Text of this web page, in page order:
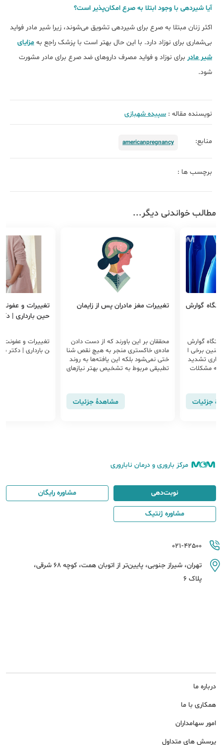
آیا شیردهی با وجود ابتلا به صرع امکان‌پذیر است؟
اکثر زنان مبتلا به صرع برای شیردهی تشویق می‌شوند، زیرا شیر مادر فواید
بی‌شماری برای نوزاد دارد. با این حال بهتر است با پزشک راجع به مزایای
شیر مادر برای نوزاد و فواید مصرف داروهای ضد صرع برای مادر مشورت
شود.
نویسنده مقاله : سپیده شهبازی
منابع: americanpregnancy
برچسب ها :
مطالب خواندنی دیگر...
گوارش
گوارش
برخی ا
تشدید
به مشکلات
جزئیات
تغییرات مغز مادران پس از زایمان
محققان بر این باورند که از دست دادن
ماده‌ی خاکستری منجر به هیچ نقص شنا
ختی نمی‌شود بلکه این یافته‌ها به روند
تطبیقی ​​مربوط به تشخیص بهتر نیازهای
ن بارداری آنان را برای محافظت و تعامل ب
هتر با فرزندشان پس از بارداری آماده م
مشاهدهٔ جزئیات
تغییرات و
حین بارداری |
تغییرات و عفونت
ن بارداری | دکتر
مرکز باروری و درمان ناباروری
درباره ما
همکاری با ما
امور سهامداران
پرسش های متداول
021-42500
تهران، شیراز جنوبی، پایین‌تر از اتوبان همت، کوچه 68 شرقی،
پلاک 6
نوبت‌دهی مشاوره رایگان
مشاوره ژنتیک